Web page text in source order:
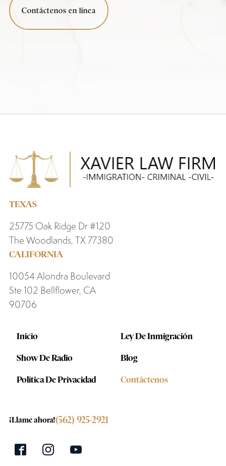
Contáctenos en línea
TEXAS
25775 Oak Ridge Dr #120
The Woodlands, TX 77380
CALIFORNIA
10054 Alondra Boulevard
Ste 102 Bellflower, CA
90706
Inicio Ley De Inmigración
Show De Radio Blog
Política De Privacidad Contáctenos
¡Llame ahora!(562) 925-2921